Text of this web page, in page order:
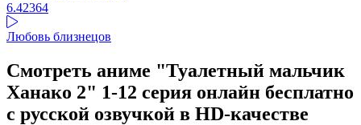
6.42364
Любовь близнецов
Смотреть аниме "Туалетный мальчик
Ханако 2" 1-12 серия онлайн бесплатно
с русской озвучкой в HD-качестве